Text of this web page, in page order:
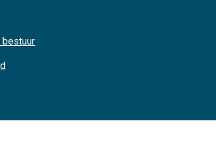
bestuur